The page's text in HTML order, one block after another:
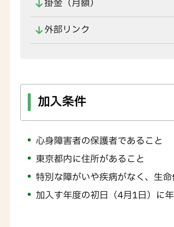
掛金（月額）
外部リンク
加入条件
心身障害者の保護者であること
東京都内に住所があること
特別な障がいや疾病がなく、生
加入す年度の初日（4月1日）に